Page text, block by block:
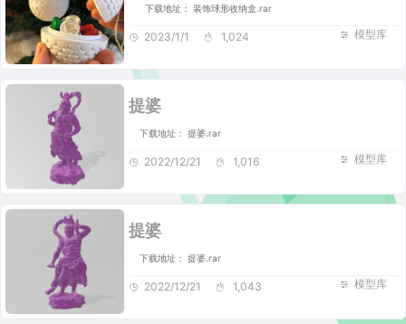
下载地址： 装饰球形收纳盒.rar
模型库
2023/1/1 1,024
提婆
下载地址： 提婆.rar
模型库
2022/12/21 1,016
提婆
下载地址： 提婆.rar
模型库
2022/12/21 1,043